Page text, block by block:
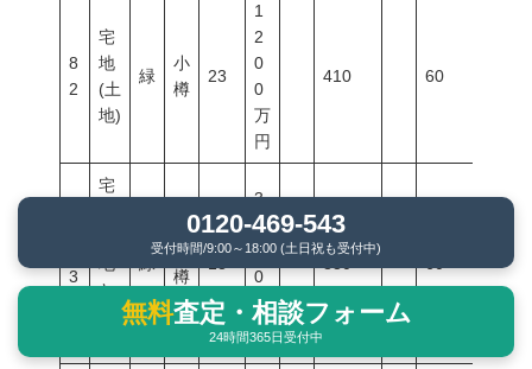
8
2
宅
地
(土
地)
緑
小
樽
23
1
2
0
0
万
円
410 60
3
宅
と
小
樽
3
5
0
0
万
円
200
0120-469-543
受付時間/9:00～18:00 (土日祝も受付中)
無料査定・相談フォーム
24時間365日受付中